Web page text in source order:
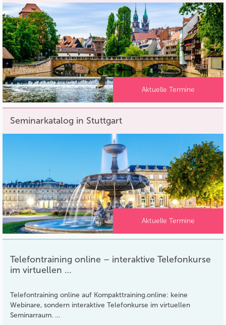
Aktuelle Termine
Seminarkatalog in Stuttgart
Aktuelle Termine
Telefontraining online – interaktive Telefonkurse
im virtuellen …
Telefontraining online auf Kompakttraining.online: keine
Webinare, sondern interaktive Telefonkurse im virtuellen
Seminarraum. …